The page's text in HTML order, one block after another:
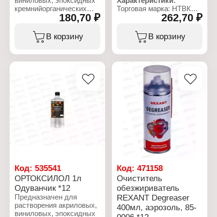
отличной адгезией с
поверхностью любых
видов, слой получается
глянцевым, прочным,
поры практически
Характеристики:
Модель: БТ- 577
(Кузбаслак)
Цвет: черный
кремнийорганических
хлоркаучука, а также
для разбавления
производстве фталевого
ангидрида.
Характеристики:
Бренд: Одуванчик
180,70 ₽
В корзину
Торговая марка: НТВК
Тип товара: Ортоксилол
262,70 ₽
В корзину
Код: 535541
ОРТОКСИЛОЛ 1л
Одуванчик *12
Предназначен для
растворения акриловых,
виниловых, эпоксидных
Код:471158
Очиститель
обезжириватель
REXANT Degreaser
400мл, аэрозоль, 85-